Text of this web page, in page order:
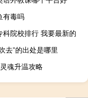
有毒吗
科院校排行 我要最新的
去”的出处是哪里
魂升温攻略